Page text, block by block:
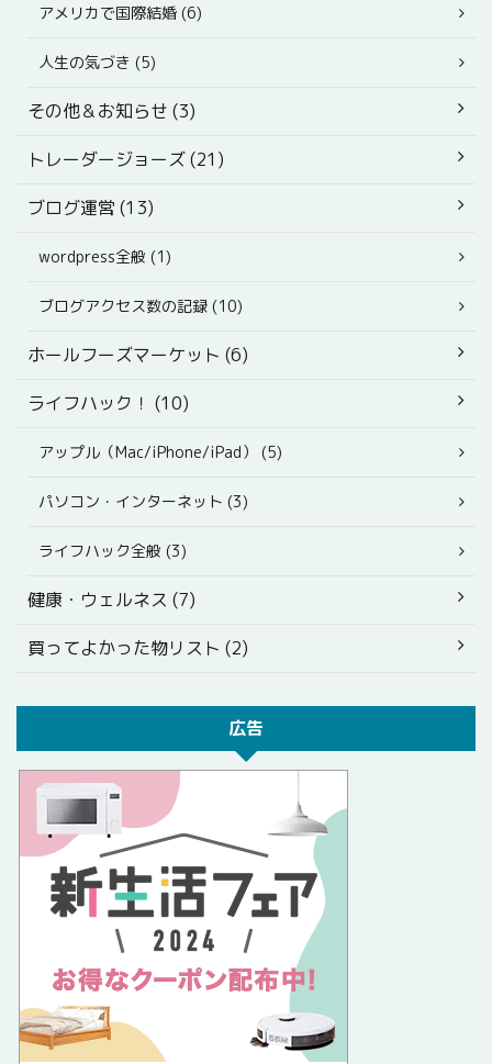
アメリカで国際結婚 (6)
人生の気づき (5)
その他＆お知らせ (3)
トレーダージョーズ (21)
ブログ運営 (13)
wordpress全般 (1)
ブログアクセス数の記録 (10)
ホールフーズマーケット (6)
ライフハック！ (10)
アップル（Mac/iPhone/iPad） (5)
パソコン・インターネット (3)
ライフハック全般 (3)
健康・ウェルネス (7)
買ってよかった物リスト (2)
広告